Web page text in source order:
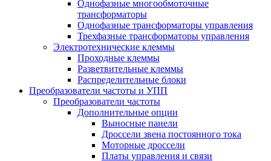
Однофазные многообмоточные
трансформаторы
Однофазные трансформаторы управления
Трехфазные трансформаторы управления
Электротехнические клеммы
Проходные клеммы
Разветвительные клеммы
Распределительные блоки
Преобразователи частоты и УПП
Преобразователи частоты
Дополнительные опции
Выносные панели
Дроссели звена постоянного тока
Моторные дроссели
Платы управления и связи